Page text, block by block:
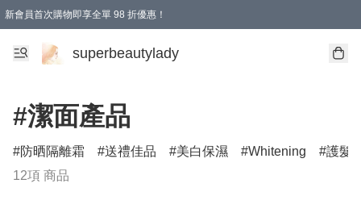
新會員首次購物即享全單 98 折優惠！
會員折扣優惠
superbeautylady
#潔面產品
防晒隔離霜 送禮佳品 美白保濕 Whitening
護髮
12項 商品